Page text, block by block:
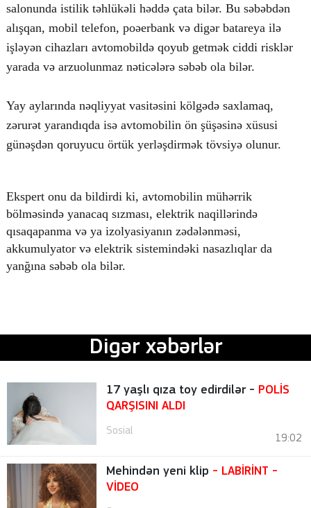
salonunda istilik təhlükəli həddə çata bilər. Bu səbəbdən
alışqan, mobil telefon, poəerbank və digər batareya ilə
işləyən cihazları avtomobildə qoyub getmək ciddi risklər
yarada və arzuolunmaz nəticələrə səbəb ola bilər.
Yay aylarında nəqliyyat vasitəsini kölgədə saxlamaq,
zərurət yarandıqda isə avtomobilin ön şüşəsinə xüsusi
günəşdən qoruyucu örtük yerləşdirmək tövsiyə olunur.
Ekspert onu da bildirdi ki, avtomobilin mühərrik
bölməsində yanacaq sızması, elektrik naqillərində
qısaqapanma və ya izolyasiyanın zədələnməsi,
akkumulyator və elektrik sistemindəki nasazlıqlar da
yanğına səbəb ola bilər.
Digər xəbərlər
17 yaşlı qıza toy edirdilər - POLİS
QARŞISINI ALDI
Sosial
19:02
Mehindən yeni klip - LABİRİNT -
VİDEO